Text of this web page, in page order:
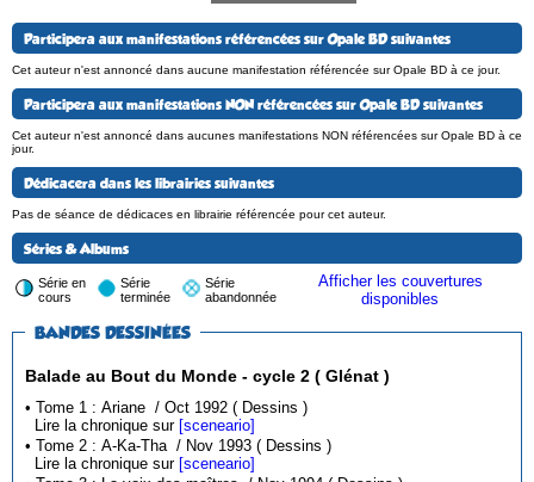
Participera aux manifestations référencées sur Opale BD suivantes
Cet auteur n'est annoncé dans aucune manifestation référencée sur Opale BD à ce jour.
Participera aux manifestations NON référencées sur Opale BD suivantes
Cet auteur n'est annoncé dans aucunes manifestations NON référencées sur Opale BD à ce
jour.
Dédicacera dans les librairies suivantes
Pas de séance de dédicaces en librairie référencée pour cet auteur.
Séries & Albums
Série en
cours
Série
terminée
Série
abandonnée
Afficher les couvertures
disponibles
BANDES DESSINÉES
Balade au Bout du Monde - cycle 2 ( Glénat )
• Tome 1 : Ariane / Oct 1992 ( Dessins )
Lire la chronique sur [sceneario]
• Tome 2 : A-Ka-Tha / Nov 1993 ( Dessins )
Lire la chronique sur [sceneario]